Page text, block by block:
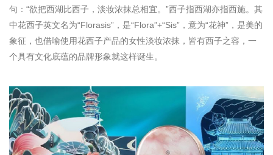
句：“欲把西湖比西子，淡妆浓抹总相宜。”西子指西湖亦指西施。其
中花西子英文名为“Florasis”，是“Flora”+“Sis”，意为“花神”，是美的
象征，也借喻使用花西子产品的女性淡妆浓抹，皆有西子之容，一
个具有文化底蕴的品牌形象就这样诞生。